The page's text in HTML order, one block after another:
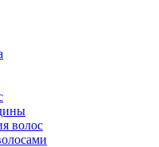
волос